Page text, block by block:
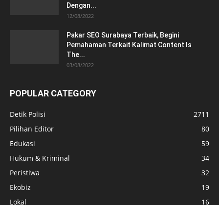
Dengan...
12/08/2022
Pakar SEO Surabaya Terbaik, Begini
Pemahaman Terkait Kalimat Content Is
The...
03/08/2022
POPULAR CATEGORY
Detik Polisi
2711
Pilihan Editor
80
Edukasi
59
Hukum & Kriminal
34
Peristiwa
32
Ekobiz
19
Lokal
16